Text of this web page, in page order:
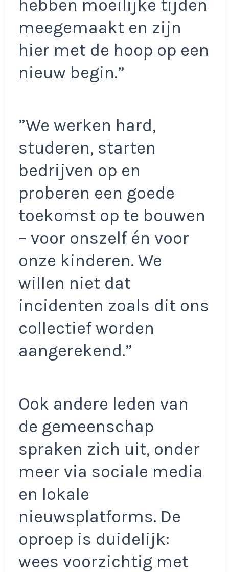
hebben moeilijke tijden
meegemaakt en zijn
hier met de hoop op een
nieuw begin.”
”We werken hard,
studeren, starten
bedrijven op en
proberen een goede
toekomst op te bouwen
– voor onszelf én voor
onze kinderen. We
willen niet dat
incidenten zoals dit ons
collectief worden
aangerekend.”
Ook andere leden van
de gemeenschap
spraken zich uit, onder
meer via sociale media
en lokale
nieuwsplatforms. De
oproep is duidelijk:
wees voorzichtig met